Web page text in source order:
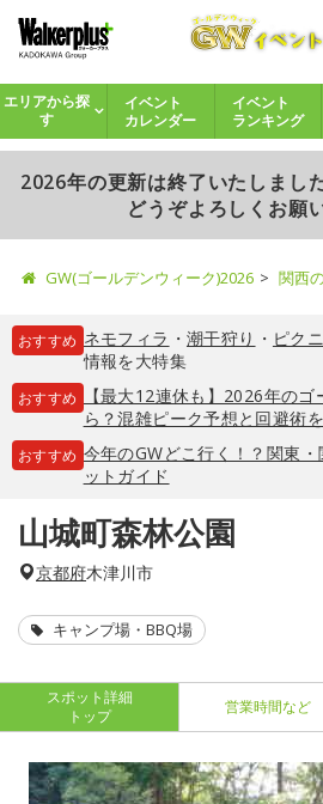
エリアから探
す
イベント
カレンダー
イベント
ランキング
2026年の更新は終了いたしまし
どうぞよろしくお願
GW(ゴールデンウィーク)2026 関西
おすすめ ネモフィラ ・ 潮干狩り ・ ピク
情報を大特集
おすすめ
【最大12連休も】2026年の
ら？混雑ピーク予想と回避術
おすすめ 今年のGWどこ行く！？関東
ットガイド
山城町森林公園
京都府木津川市
キャンプ場・BBQ場
スポット詳細
トップ
営業時間など